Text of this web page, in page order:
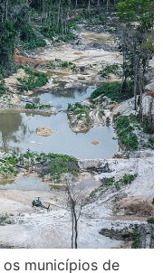
municípios de